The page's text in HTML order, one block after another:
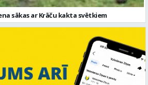
sākas ar Krāču kakta svētkiem